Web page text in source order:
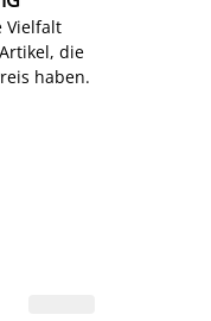
Vielfalt
die
haben.